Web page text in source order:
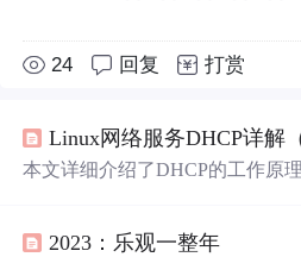
24 回复 打赏
Linux网络服务DHCP详解
本文详细介绍了DHCP的工作原
动获取IP和根据MAC地址固定IP
2023：乐观一整年